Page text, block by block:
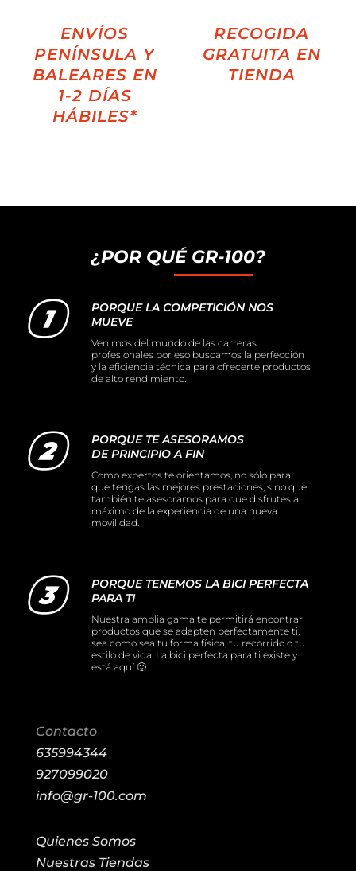
ENVÍOS
PENÍNSULA Y
BALEARES EN
1-2 DÍAS
HÁBILES*
RECOGIDA
GRATUITA EN
TIENDA
¿POR QUÉ GR-100?
PORQUE LA COMPETICIÓN NOS
MUEVE
Venimos del mundo de las carreras
profesionales por eso buscamos la perfección
y la eficiencia técnica para ofrecerte productos
de alto rendimiento.
PORQUE TE ASESORAMOS
DE PRINCIPIO A FIN
Como expertos te orientamos, no sólo para
que tengas las mejores prestaciones, sino que
también te asesoramos para que disfrutes al
máximo de la experiencia de una nueva
movilidad.
PORQUE TENEMOS LA BICI PERFECTA
PARA TI
Nuestra amplia gama te permitirá encontrar
productos que se adapten perfectamente ti,
sea como sea tu forma física, tu recorrido o tu
estilo de vida. La bici perfecta para ti existe y
está aquí 🙂
Contacto
635994344
927099020
info@gr-100.com
Quienes Somos
Nuestras Tiendas